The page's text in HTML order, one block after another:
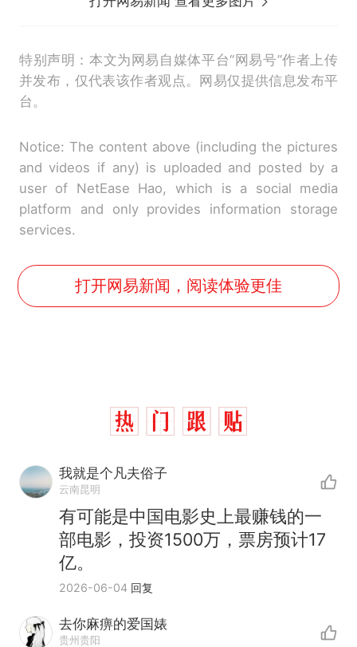
特别声明：本文为网易自媒体平台“网易号”作者上传
并发布，仅代表该作者观点。网易仅提供信息发布平
台。
Notice: The content above (including the pictures
and videos if any) is uploaded and posted by a
user of NetEase Hao, which is a social media
platform and only provides information storage
services.
打开网易新闻，阅读体验更佳
我就是个凡夫俗子
云南昆明
有可能是中国电影史上最赚钱的一
部电影，投资1500万，票房预计17
亿。
2026-06-04 回复
去你麻痹的爱国婊
贵州贵阳